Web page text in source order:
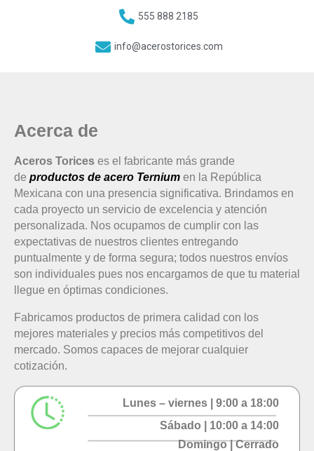
555 888 2185
info@acerostorices.com
Acerca de
Aceros Torices es el fabricante más grande
de productos de acero Ternium en la República
Mexicana con una presencia significativa. Brindamos en
cada proyecto un servicio de excelencia y atención
personalizada. Nos ocupamos de cumplir con las
expectativas de nuestros clientes entregando
puntualmente y de forma segura; todos nuestros envíos
son individuales pues nos encargamos de que tu material
llegue en óptimas condiciones.
Fabricamos productos de primera calidad con los
mejores materiales y precios más competitivos del
mercado. Somos capaces de mejorar cualquier
cotización.
Lunes – viernes | 9:00 a 18:00
Sábado | 10:00 a 14:00
Domingo | Cerrado